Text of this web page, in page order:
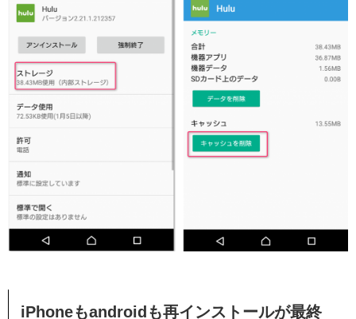
iPhoneもandroidも再インストールが最終